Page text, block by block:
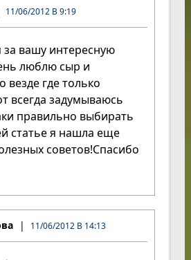
11/06/2012 В 9:19
вашу интересную
люблю сыр и
везде где только
всегда задумываюсь
правильно выбирать
статье я нашла еще
советов!Спасибо
11/06/2012 В 14:13